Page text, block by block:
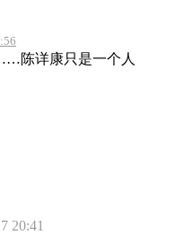
陈详康只是一个人
20:41